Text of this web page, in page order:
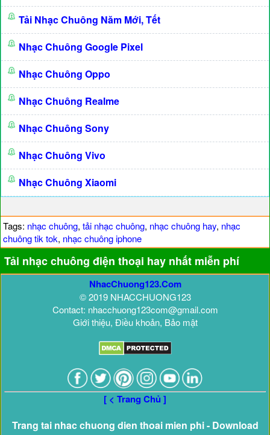
Tải Nhạc Chuông Năm Mới, Tết
Nhạc Chuông Google Pixel
Nhạc Chuông Oppo
Nhạc Chuông Realme
Nhạc Chuông Sony
Nhạc Chuông Vivo
Nhạc Chuông Xiaomi
Tags: nhạc chuông, tải nhạc chuông, nhạc chuông hay, nhạc
chuông tik tok, nhạc chuông iphone
Tải nhạc chuông điện thoại hay nhất miễn phí
NhacChuong123.Com
© 2019 NHACCHUONG123
Contact: nhacchuong123com@gmail.com
Giới thiệu, Điều khoản, Bảo mật
[ < Trang Chủ ]
Trang tai nhac chuong dien thoai mien phi - Download